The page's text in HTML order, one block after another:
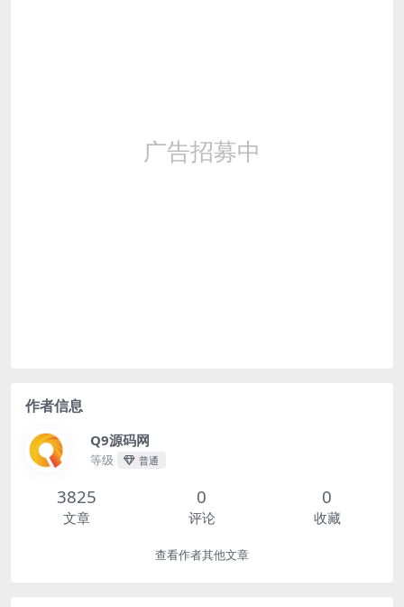
作者信息
Q9源码网
等级 普通
3825
文章
0
评论
0
收藏
查看作者其他文章